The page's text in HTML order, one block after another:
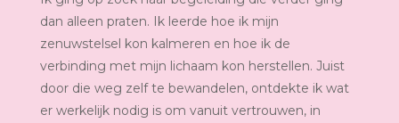
dan alleen praten. Ik leerde hoe ik mijn
zenuwstelsel kon kalmeren en hoe ik de
verbinding met mijn lichaam kon herstellen. Juist
door die weg zelf te bewandelen, ontdekte ik wat
er werkelijk nodig is om vanuit vertrouwen, in